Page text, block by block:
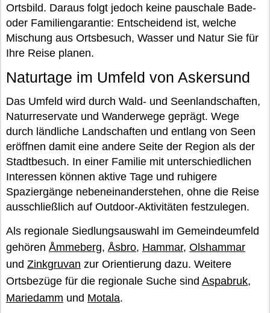
Ortsbild. Daraus folgt jedoch keine pauschale Bade-
oder Familiengarantie: Entscheidend ist, welche
Mischung aus Ortsbesuch, Wasser und Natur Sie für
Ihre Reise planen.
Naturtage im Umfeld von Askersund
Das Umfeld wird durch Wald- und Seenlandschaften,
Naturreservate und Wanderwege geprägt. Wege
durch ländliche Landschaften und entlang von Seen
eröffnen damit eine andere Seite der Region als der
Stadtbesuch. In einer Familie mit unterschiedlichen
Interessen können aktive Tage und ruhigere
Spaziergänge nebeneinanderstehen, ohne die Reise
ausschließlich auf Outdoor-Aktivitäten festzulegen.
Als regionale Siedlungsauswahl im Gemeindeumfeld
gehören Åmmeberg, Åsbro, Hammar, Olshammar
und Zinkgruvan zur Orientierung dazu. Weitere
Ortsbezüge für die regionale Suche sind Aspabruk,
Mariedamm und Motala.